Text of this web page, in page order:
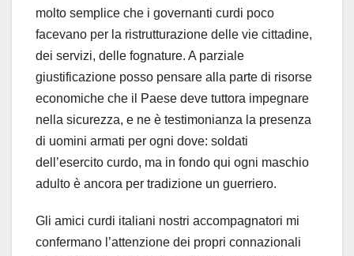
molto semplice che i governanti curdi poco
facevano per la ristrutturazione delle vie cittadine,
dei servizi, delle fognature. A parziale
giustificazione posso pensare alla parte di risorse
economiche che il Paese deve tuttora impegnare
nella sicurezza, e ne è testimonianza la presenza
di uomini armati per ogni dove: soldati
dell’esercito curdo, ma in fondo qui ogni maschio
adulto è ancora per tradizione un guerriero.
Gli amici curdi italiani nostri accompagnatori mi
confermano l’attenzione dei propri connazionali